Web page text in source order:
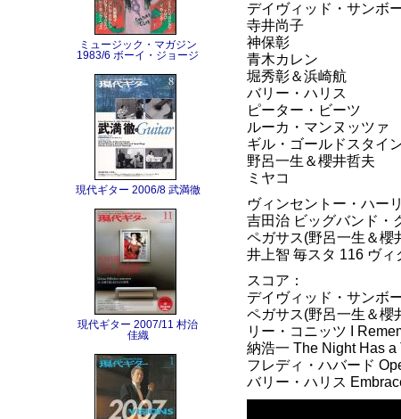
ミュージック・マガジン
1983/6 ボーイ・ジョージ
現代ギター 2006/8 武満徹
現代ギター 2007/11 村治
佳織
デイヴィッド・サンボ
寺井尚子
神保彰
青木カレン
堀秀彰＆浜崎航
バリー・ハリス
ピーター・ビーツ
ルーカ・マンヌッツァ
ギル・ゴールドスタイ
野呂一生＆櫻井哲夫
ミヤコ
ヴィンセントー・ハー
吉田治 ビッグバンド・
ペガサス(野呂一生＆櫻
井上智 毎スタ 116 ヴ
スコア：
デイヴィッド・サンボ
ペガサス(野呂一生＆櫻
リー・コニッツ I
納浩一 The Night Has
フレディ・ハバード
バリー・ハリス